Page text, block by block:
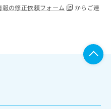
報の修正依頼フォーム
からご連